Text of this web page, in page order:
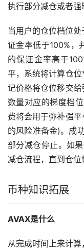
执行部分减仓或者强
当用户的仓位档位
证金率低于100%，
的保证金率高于
平，系统将计算仓
记价格将仓位移交
数量对应的梯度档
费将会用于弥补强
的风险准备金)。成
部分减仓停止。如
减仓流程，直到仓位
币种知识拓展
AVAX是什么
从完成时间上来计